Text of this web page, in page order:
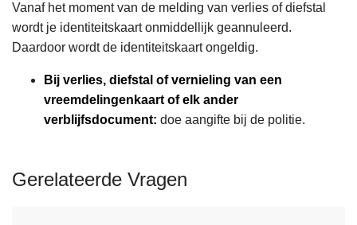
Vanaf het moment van de melding van verlies of diefstal
wordt je identiteitskaart onmiddellijk geannuleerd.
Daardoor wordt de identiteitskaart ongeldig.
Bij verlies, diefstal of vernieling van een
vreemdelingenkaart of elk ander
verblijfsdocument: doe aangifte bij de politie.
Gerelateerde Vragen